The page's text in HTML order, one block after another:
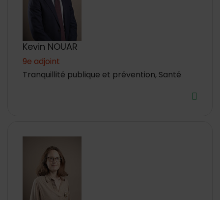
Kevin NOUAR
9e adjoint
Tranquillité publique et prévention, Santé